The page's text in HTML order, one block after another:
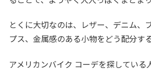
とくに大切なのは、レザー、デニム、
プス、金属感のある小物をどう配分する
アメリカンバイク コーデを探している